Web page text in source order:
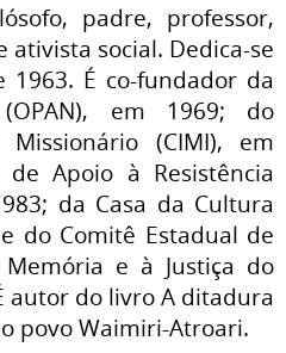
padre, professor,
social. Dedica-se
1963. É co-fundador da
em 1969; do
Missionário (CIMI), em
Apoio à Resistência
da Casa da Cultura
do Comitê Estadual de
e à Justiça do
autor do livro A ditadura
povo Waimiri-Atroari.